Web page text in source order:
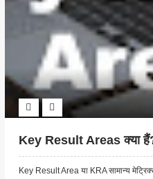
Key Result Areas क्या
Key Result Area या KRA सामान्य